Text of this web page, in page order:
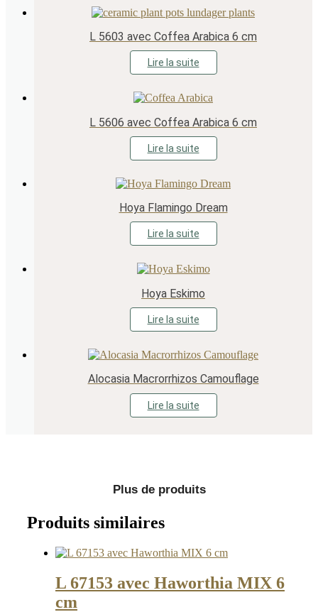
L 5603 avec Coffea Arabica 6 cm
Lire la suite
L 5606 avec Coffea Arabica 6 cm
Lire la suite
Hoya Flamingo Dream
Lire la suite
Hoya Eskimo
Lire la suite
Alocasia Macrorrhizos Camouflage
Lire la suite
Plus de produits
Produits similaires
L 67153 avec Haworthia MIX 6
cm